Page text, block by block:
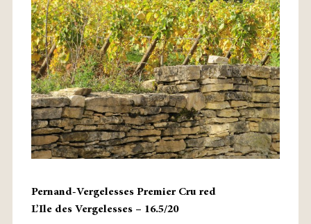
Pernand-Vergelesses Premier Cru red
L’Ile des Vergelesses – 16.5/20